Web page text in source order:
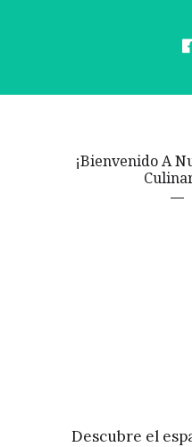
¡Bienvenido A
Descubre el